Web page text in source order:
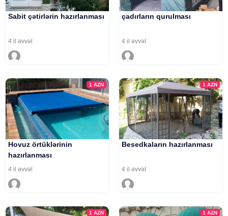
Sabit çətirlərin hazırlanması
4 il əvvəl
çadırların qurulması
4 il əvvəl
1AZN
Hovuz örtüklərinin
hazırlanması
4 il əvvəl
1 AZN
Besedkaların hazırlanması
4 il əvvəl
1AZN 1 AZN